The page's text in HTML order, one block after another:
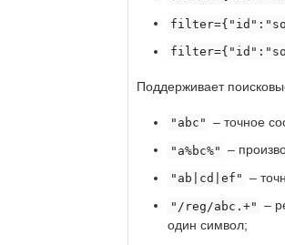
Поддерживает
"abc" – точное
"a%bc%" –
"ab|cd|ef" –
"/reg/abc.+" –
один символ;